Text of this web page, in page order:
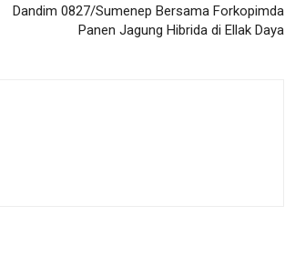
Dandim 0827/Sumenep Bersama Forkopimda
Panen Jagung Hibrida di Ellak Daya